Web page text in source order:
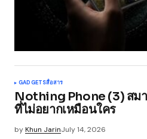
GADGETSสื่อสาร
Nothing Phone (3) สม
ที่ไม่อยากเหมือนใคร
byKhun JarinJuly 14, 2026